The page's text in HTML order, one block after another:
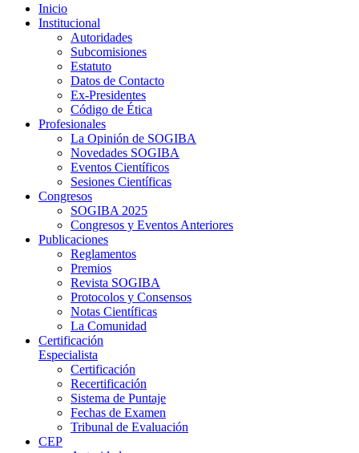
Inicio
Institucional
Autoridades
Subcomisiones
Estatuto
Datos de Contacto
Ex-Presidentes
Código de Ética
Profesionales
La Opinión de SOGIBA
Novedades SOGIBA
Eventos Científicos
Sesiones Científicas
Congresos
SOGIBA 2025
Congresos y Eventos Anteriores
Publicaciones
Reglamentos
Premios
Revista SOGIBA
Protocolos y Consensos
Notas Científicas
La Comunidad
Certificación
Especialista
Certificación
Recertificación
Sistema de Puntaje
Fechas de Examen
Tribunal de Evaluación
CEP